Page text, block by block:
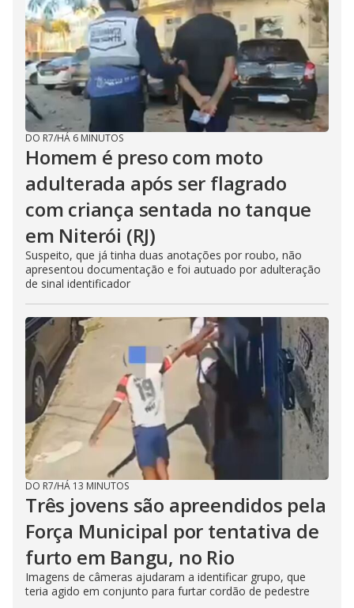
DO R7/HÁ 6 MINUTOS
Homem é preso com moto
adulterada após ser flagrado
com criança sentada no tanque
em Niterói (RJ)
Suspeito, que já tinha duas anotações por roubo, não
apresentou documentação e foi autuado por adulteração
de sinal identificador
DO R7/HÁ 13 MINUTOS
Três jovens são apreendidos pela
Força Municipal por tentativa de
furto em Bangu, no Rio
Imagens de câmeras ajudaram a identificar grupo, que
teria agido em conjunto para furtar cordão de pedestre